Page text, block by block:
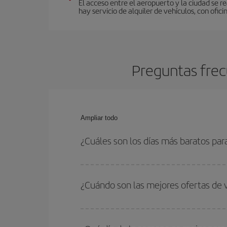
El acceso entre el aeropuerto y la ciudad se
hay servicio de alquiler de vehículos, con
Preguntas
Ampliar todo
¿Cuáles son los días más baratos
quieres ir y en qué fechas habías pensado
para que puedas encontrar la mejor oferta.
¿Cuándo son las mejores ofertas de
periodos de vacaciones escolares son